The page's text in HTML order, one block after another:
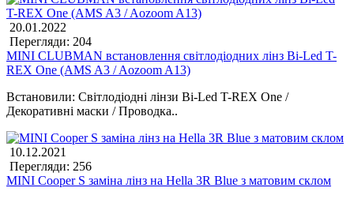
20.01.2022
Перегляди: 204
MINI CLUBMAN встановлення світлодіодних лінз Bi-Led T-
REX One (AMS A3 / Aozoom A13)
Встановили: Світлодіодні лінзи Bi-Led T-REX One /
Декоративні маски / Проводка..
10.12.2021
Перегляди: 256
MINI Cooper S заміна лінз на Hella 3R Blue з матовим склом